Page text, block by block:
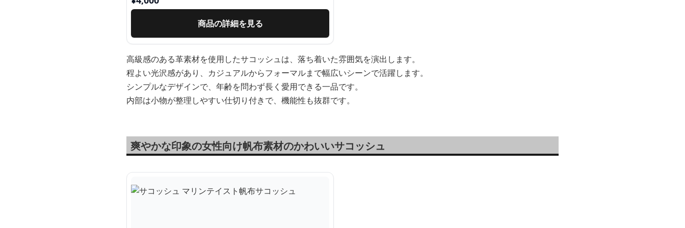
商品の詳細を見る
高級感のある革素材を使用したサコッシュは、落ち着いた雰囲気を演出します。
程よい光沢感があり、カジュアルからフォーマルまで幅広いシーンで活躍します。
シンプルなデザインで、年齢を問わず長く愛用できる一品です。
内部は小物が整理しやすい仕切り付きで、機能性も抜群です。
爽やかな印象の女性向け帆布素材のかわいいサコッシュ